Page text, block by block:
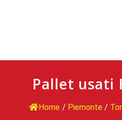
Pallet usati
Home / Piemonte /